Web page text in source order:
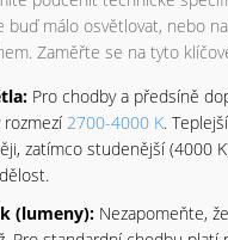
buď málo osvětlovat, nebo
Zaměřte se na tyto
Pro chodby a předsíně
rozmezí2700-4000 K.
zatímco studenější (4000
(lumeny): Nezapomeňte,